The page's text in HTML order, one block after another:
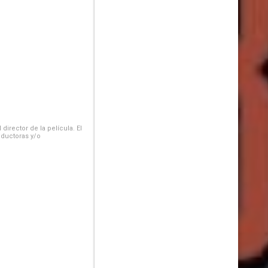
de la película. El
y/o